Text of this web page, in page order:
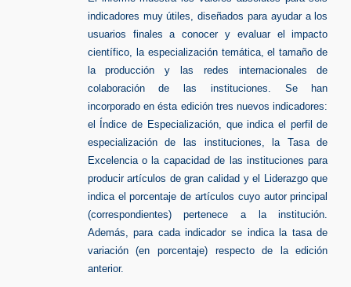
indicadores muy útiles, diseñados para ayudar a los
usuarios finales a conocer y evaluar el impacto
científico, la especialización temática, el tamaño de
la producción y las redes internacionales de
colaboración de las instituciones. Se han
incorporado en ésta edición tres nuevos indicadores:
el Índice de Especialización, que indica el perfil de
especialización de las instituciones, la Tasa de
Excelencia o la capacidad de las instituciones para
producir artículos de gran calidad y el Liderazgo que
indica el porcentaje de artículos cuyo autor principal
(correspondientes) pertenece a la institución.
Además, para cada indicador se indica la tasa de
variación (en porcentaje) respecto de la edición
anterior.